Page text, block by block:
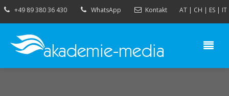
+49 89 380 36 430 WhatsApp Kontakt AT| CH | ES| IT